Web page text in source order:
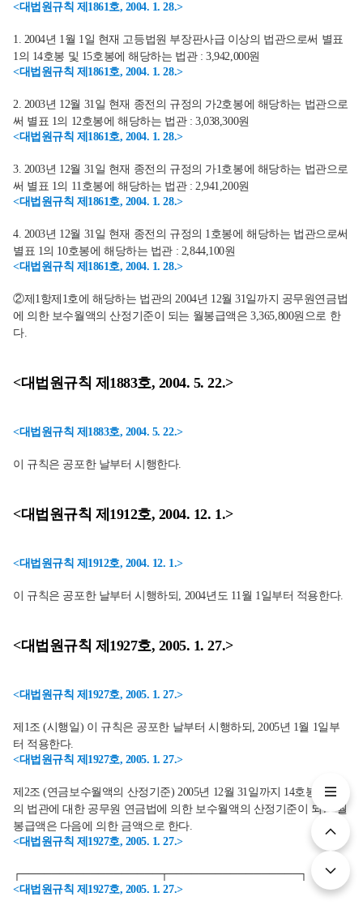
<대법원규칙 제1861호, 2004. 1. 28.>
1. 2004년 1월 1일 현재 고등법원 부장판사급 이상의 법관으로써 별표
1의 14호봉 및 15호봉에 해당하는 법관 : 3,942,000원
<대법원규칙 제1861호, 2004. 1. 28.>
2. 2003년 12월 31일 현재 종전의 규정의 가2호봉에 해당하는 법관으로
써 별표 1의 12호봉에 해당하는 법관 : 3,038,300원
<대법원규칙 제1861호, 2004. 1. 28.>
3. 2003년 12월 31일 현재 종전의 규정의 가1호봉에 해당하는 법관으로
써 별표 1의 11호봉에 해당하는 법관 : 2,941,200원
<대법원규칙 제1861호, 2004. 1. 28.>
4. 2003년 12월 31일 현재 종전의 규정의 1호봉에 해당하는 법관으로써
별표 1의 10호봉에 해당하는 법관 : 2,844,100원
<대법원규칙 제1861호, 2004. 1. 28.>
②제1항제1호에 해당하는 법관의 2004년 12월 31일까지 공무원연금법
에 의한 보수월액의 산정기준이 되는 월봉급액은 3,365,800원으로 한
다.
<대법원규칙 제1883호, 2004. 5. 22.>
<대법원규칙 제1883호, 2004. 5. 22.>
이 규칙은 공포한 날부터 시행한다.
<대법원규칙 제1912호, 2004. 12. 1.>
<대법원규칙 제1912호, 2004. 12. 1.>
이 규칙은 공포한 날부터 시행하되, 2004년도 11월 1일부터 적용한다.
<대법원규칙 제1927호, 2005. 1. 27.>
<대법원규칙 제1927호, 2005. 1. 27.>
제1조 (시행일) 이 규칙은 공포한 날부터 시행하되, 2005년 1월 1일부
터 적용한다.
<대법원규칙 제1927호, 2005. 1. 27.>
제2조 (연금보수월액의 산정기준) 2005년 12월 31일까지 14호봉 이상
의 법관에 대한 공무원 연금법에 의한 보수월액의 산정기준이 되는 월
봉급액은 다음에 의한 금액으로 한다.
<대법원규칙 제1927호, 2005. 1. 27.>
┌──────────────────┬─────────────────┐
<대법원규칙 제1927호, 2005. 1. 27.>